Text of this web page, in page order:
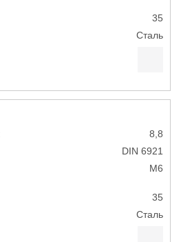
35
Сталь
8,8
DIN 6921
М6
35
Сталь